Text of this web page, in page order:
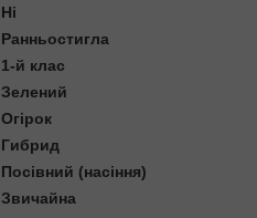
Ні
Ранньостигла
1-й клас
Зелений
Огірок
Гибрид
Посівний (насіння)
Звичайна